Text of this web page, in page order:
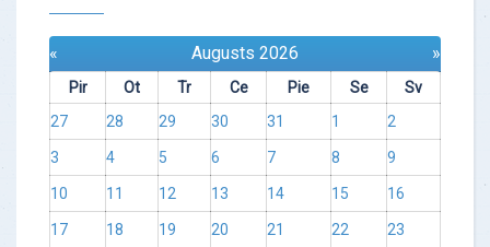
« Augusts 2026 »
Pir Ot Tr Ce Pie Se
Sv
27
28 29 30 31 1 2
3 4 5 6 7 8 9
10 11 12 13 14 15 16
17 18 19 20 21 22 23